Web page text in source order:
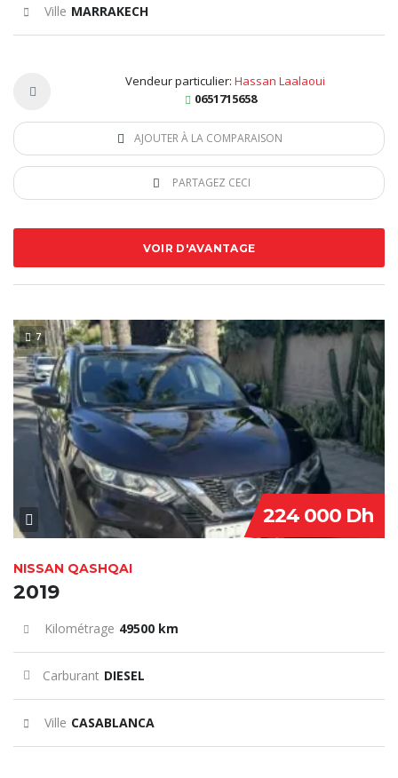
Ville MARRAKECH
Vendeur particulier: Hassan Laalaoui
0651715658
AJOUTER À LA COMPARAISON
PARTAGEZ CECI
VOIR D'AVANTAGE
7
224 000 Dh
NISSAN QASHQAI
2019
Kilométrage 49500 km
Carburant DIESEL
Ville CASABLANCA